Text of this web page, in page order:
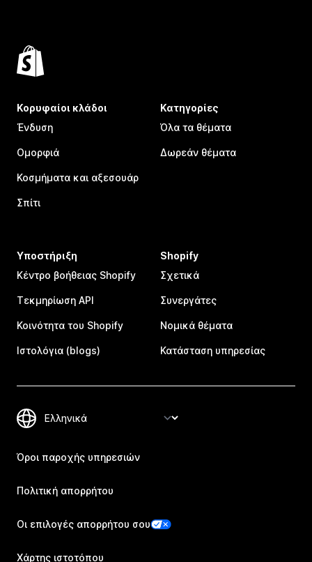
Κορυφαίοι κλάδοι
Ένδυση
Ομορφιά
Κοσμήματα και αξεσουάρ
Σπίτι
Κατηγορίες
Όλα τα θέματα
Δωρεάν θέματα
Υποστήριξη
Κέντρο βοήθειας Shopify
Τεκμηρίωση API
Κοινότητα του Shopify
Ιστολόγια (blogs)
Shopify
Σχετικά
Συνεργάτες
Νομικά θέματα
Κατάσταση υπηρεσίας
Όροι παροχής υπηρεσιών
Πολιτική απορρήτου
Οι επιλογές απορρήτου σου
Χάρτης ιστοτόπου